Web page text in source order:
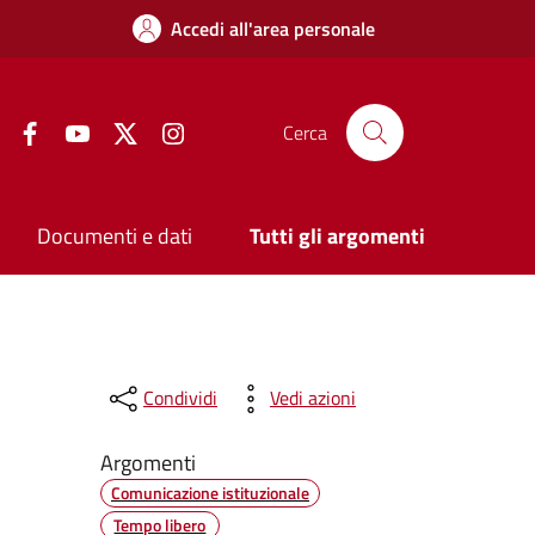
Accedi all'area personale
FacebookYouTube Twitter Cerca
Documenti e dati Tutti gli argomenti
Condividi Vedi azioni
Argomenti
Comunicazione istituzionale
Tempo libero